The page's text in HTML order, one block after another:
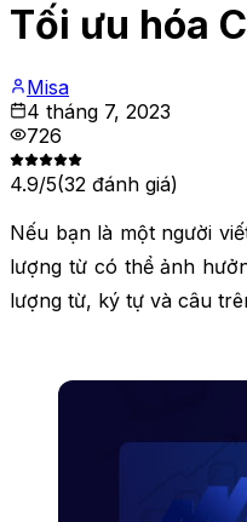
Tối ưu hóa
Misa
4 tháng 7, 2023
726
4.9/5(32 đánh giá)
Nếu bạn là một người
lượng từ có thể ảnh
lượng từ, ký tự và câu